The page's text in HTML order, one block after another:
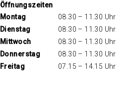
Öffnungszeiten
Montag 08.30 – 11.30 Uhr
Dienstag 08.30 – 11.30 Uhr
Mittwoch 08.30 – 11.30 Uhr
Donnerstag 08.30 – 11.30 Uhr
Freitag 07.15 – 14.15 Uhr